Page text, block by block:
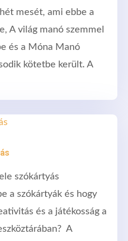
mesét, ami ebbe a
A világ manó szemmel
és a Móna Manó
kötetbe került. A
szókártyás
a szókártyák és hogy
és a játékosság a
A